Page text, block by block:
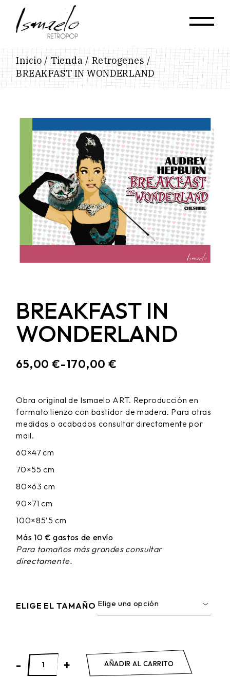
content
Inicio Tienda
Retrogenes
BREAKFAST IN WONDERLAND
BREAKFAST IN
WONDERLAND
65,00 €-170,00 €
RANGO
DESDE
65,00 €
HASTA
170,00 €
Obra original de Ismaelo ART. Reproducción en
formato lienzo con bastidor de madera. Para otras
medidas o acabados consultar directamente por
mail.
60×47 cm
70×55 cm
80×63 cm
90×71 cm
100×85’5 cm
Más 10 € gastos de envío
Para tamaños más grandes consultar
directamente.
ELIGE EL TAMAÑO Elige una opción
BREAKFAST IN WONDERLAND quantity
- + AÑADIR AL CARRITO